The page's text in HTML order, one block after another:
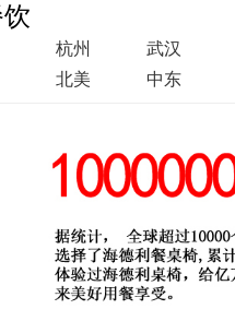
杭州 武汉
北美
中东